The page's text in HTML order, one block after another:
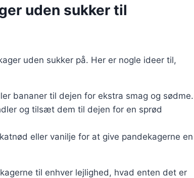
uden sukker til
uden sukker på. Her er nogle ideer til,
bananer til dejen for ekstra smag og sødme.
og tilsæt dem til dejen for en sprød
eller vanilje for at give pandekagerne en
til enhver lejlighed, hvad enten det er